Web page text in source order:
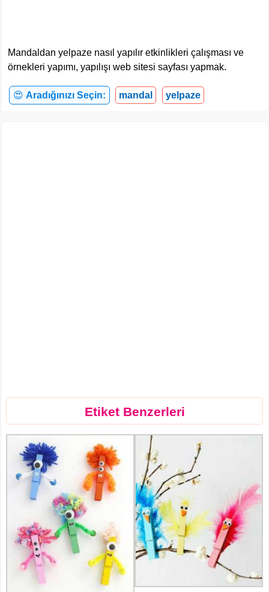
Mandaldan yelpaze nasıl yapılır etkinlikleri çalışması ve
örnekleri yapımı, yapılışı web sitesi sayfası yapmak.
😍 Aradığınızı Seçin: mandal yelpaze
Etiket Benzerleri